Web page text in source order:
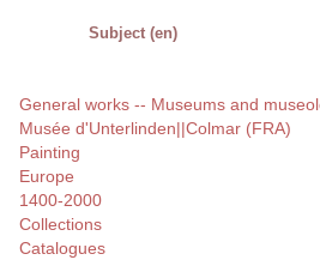
Subject (en)
General works -- Museums and
Musée d'Unterlinden||Colmar (FRA)
Painting
Europe
1400-2000
Collections
Catalogues